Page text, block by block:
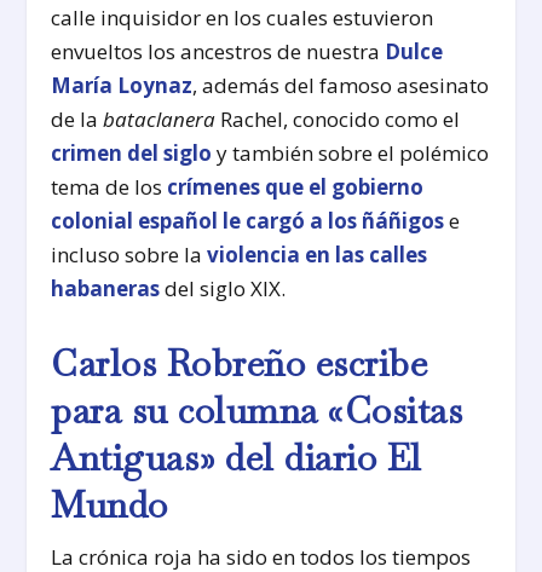
calle inquisidor en los cuales estuvieron
envueltos los ancestros de nuestra Dulce
María Loynaz, además del famoso asesinato
de labataclanera Rachel, conocido como el
crimen del siglo y también sobre el polémico
tema de los crímenes que el gobierno
colonial español le cargó a los ñáñigose
incluso sobre laviolencia en las calles
habanerasdel siglo XIX.
Carlos Robreño escribe
para su columna «Cositas
Antiguas» del diario El
Mundo
La crónica roja ha sido en todos los tiempos